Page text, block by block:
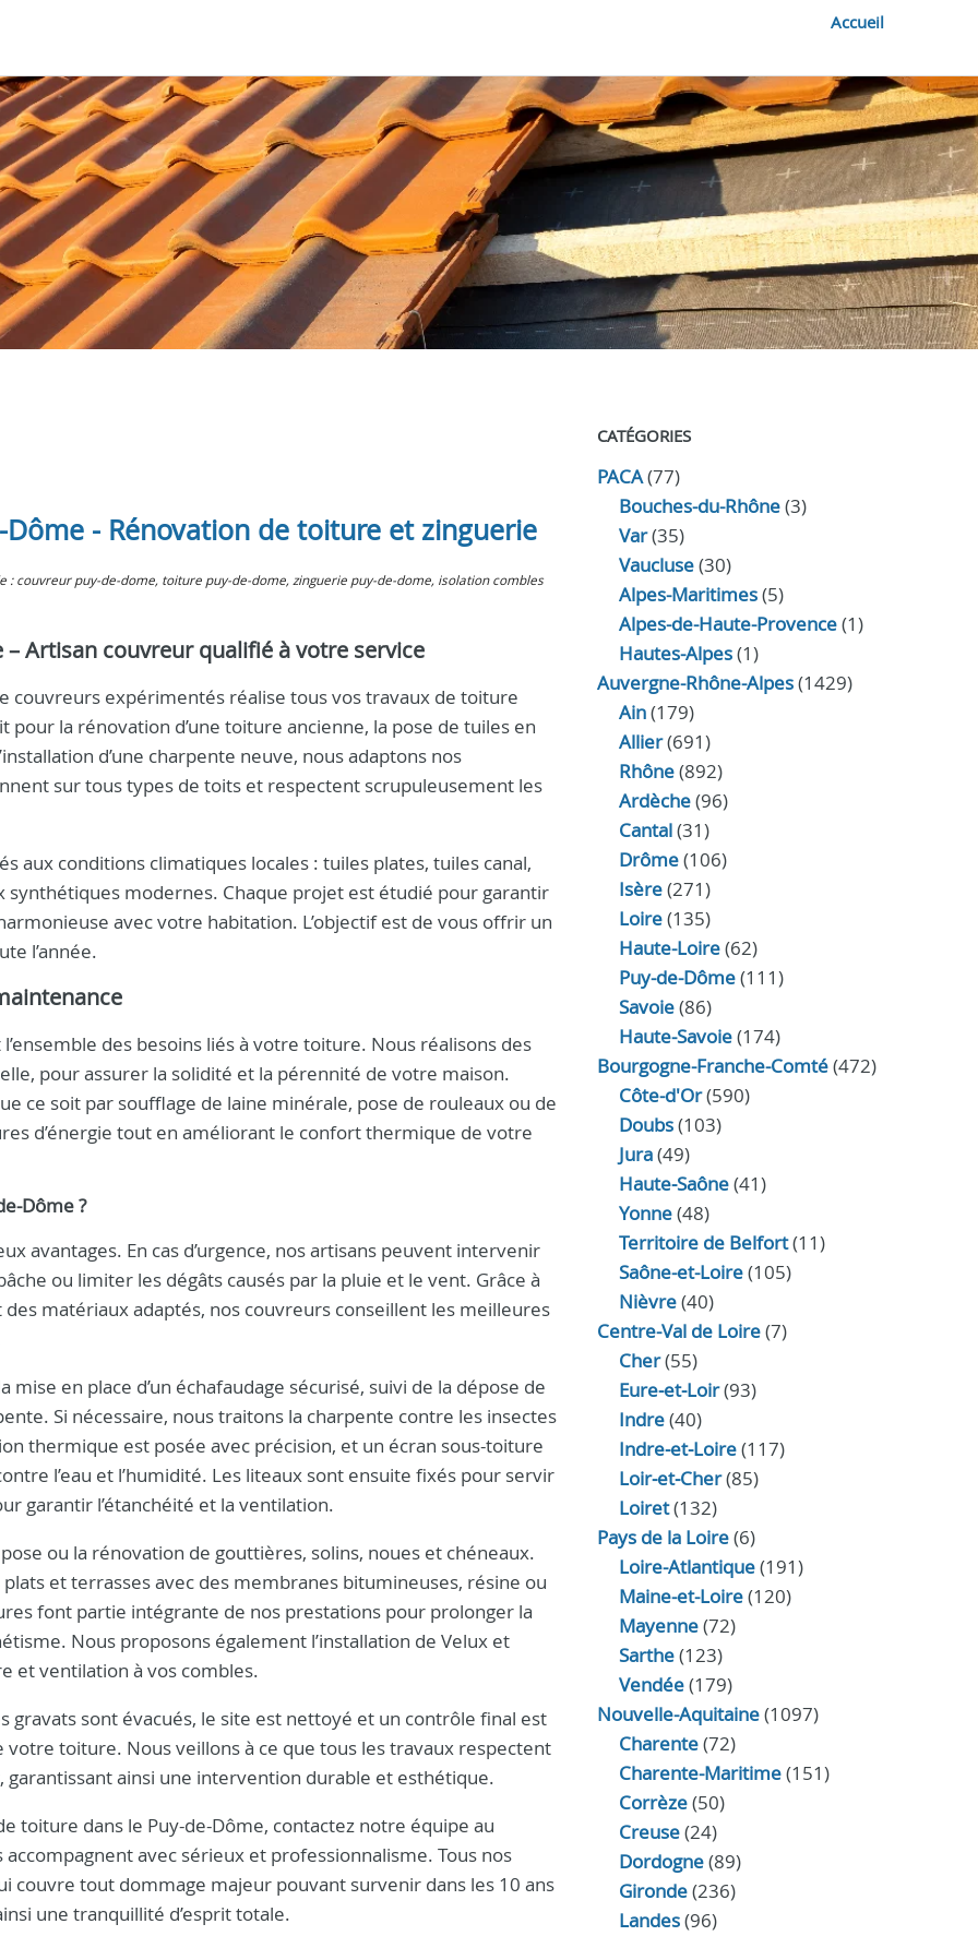
Accueil
- Rénovation de toiture et zinguerie
: couvreur puy-de-dome, toiture puy-de-dome, zinguerie puy-de-dome, isolation combles
Artisan couvreur qualifié à votre service
couvreurs expérimentés réalise tous vos travaux de toiture
la rénovation d’une toiture ancienne, la pose de tuiles en
d’une charpente neuve, nous adaptons nos
sur tous types de toits et respectent scrupuleusement les
aux conditions climatiques locales : tuiles plates, tuiles canal,
synthétiques modernes. Chaque projet est étudié pour garantir
avec votre habitation. L’objectif est de vous offrir un
l’année.
des besoins liés à votre toiture. Nous réalisons des
pour assurer la solidité et la pérennité de votre maison.
ce soit par soufflage de laine minérale, pose de rouleaux ou de
d’énergie tout en améliorant le confort thermique de votre
Dôme ?
avantages. En cas d’urgence, nos artisans peuvent intervenir
ou limiter les dégâts causés par la pluie et le vent. Grâce à
matériaux adaptés, nos couvreurs conseillent les meilleures
en place d’un échafaudage sécurisé, suivi de la dépose de
Si nécessaire, nous traitons la charpente contre les insectes
thermique est posée avec précision, et un écran sous-toiture
l’eau et l’humidité. Les liteaux sont ensuite fixés pour servir
garantir l’étanchéité et la ventilation.
ou la rénovation de gouttières, solins, noues et chéneaux.
et terrasses avec des membranes bitumineuses, résine ou
font partie intégrante de nos prestations pour prolonger la
Nous proposons également l’installation de Velux et
et ventilation à vos combles.
gravats sont évacués, le site est nettoyé et un contrôle final est
toiture. Nous veillons à ce que tous les travaux respectent
garantissant ainsi une intervention durable et esthétique.
toiture dans le Puy-de-Dôme, contactez notre équipe au
accompagnent avec sérieux et professionnalisme. Tous nos
couvre tout dommage majeur pouvant survenir dans les 10 ans
une tranquillité d’esprit totale.
CATÉGORIES
PACA(77)
Bouches-du-Rhône(3)
Var(35)
Vaucluse(30)
Alpes-Maritimes(5)
Alpes-de-Haute-Provence(1)
Hautes-Alpes(1)
Auvergne-Rhône-Alpes(1429)
Ain(179)
Allier(691)
Rhône(892)
Ardèche(96)
Cantal(31)
Drôme(106)
Isère(271)
Loire(135)
Haute-Loire(62)
Puy-de-Dôme(111)
Savoie(86)
Haute-Savoie(174)
Bourgogne-Franche-Comté(472)
Côte-d'Or(590)
Doubs(103)
Jura(49)
Haute‑Saône(41)
Yonne(48)
Territoire de Belfort(11)
Saône-et-Loire(105)
Nièvre(40)
Centre-Val de Loire(7)
Cher(55)
Eure‑et‑Loir(93)
Indre(40)
Indre‑et‑Loire(117)
Loir‑et‑Cher(85)
Loiret(132)
Pays de la Loire(6)
Loire-Atlantique(191)
Maine-et-Loire(120)
Mayenne(72)
Sarthe(123)
Vendée(179)
Nouvelle-Aquitaine(1097)
Charente(72)
Charente-Maritime(151)
Corrèze(50)
Creuse(24)
Dordogne(89)
Gironde(236)
Landes(96)